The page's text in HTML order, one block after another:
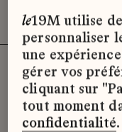
Désolé, il
d’offres
moment.
le19M utilise
personnaliser
une
gérer vos
cliquant sur
tout moment
confidentialité.